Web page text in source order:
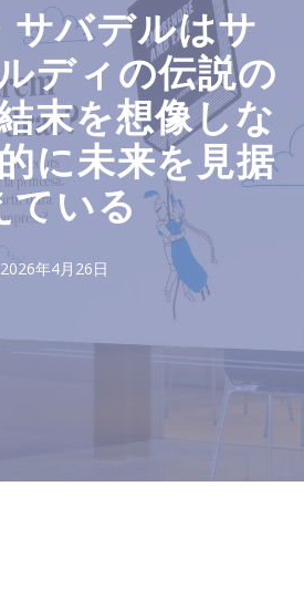
バデルはサ
ディの伝説の
末を想像しな
に未来を見据
ている
2026年4月26日